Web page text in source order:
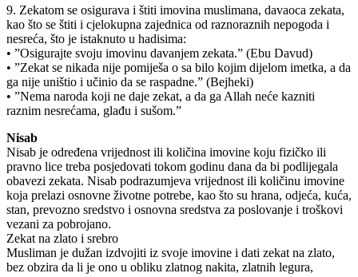
9. Zekatom se osigurava i štiti imovina muslimana, davaoca zekata,
kao što se štiti i cjelokupna zajednica od raznoraznih nepogoda i
nesreća, što je istaknuto u hadisima:
• ”Osigurajte svoju imovinu davanjem zekata.” (Ebu Davud)
• ”Zekat se nikada nije pomiješa o sa bilo kojim dijelom imetka, a da
ga nije uništio i učinio da se raspadne.” (Bejheki)
• ”Nema naroda koji ne daje zekat, a da ga Allah neće kazniti
raznim nesrećama, glađu i sušom.”
Nisab
Nisab je određena vrijednost ili količina imovine koju fizičko ili
pravno lice treba posjedovati tokom godinu dana da bi podlijegala
obavezi zekata. Nisab podrazumjeva vrijednost ili količinu imovine
koja prelazi osnovne životne potrebe, kao što su hrana, odjeća, kuća,
stan, prevozno sredstvo i osnovna sredstva za poslovanje i troškovi
vezani za pobrojano.
Zekat na zlato i srebro
Musliman je dužan izdvojiti iz svoje imovine i dati zekat na zlato,
bez obzira da li je ono u obliku zlatnog nakita, zlatnih legura,